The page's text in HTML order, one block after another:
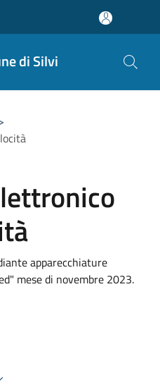
di Silvi
apparecchiature
mese di novembre 2023.